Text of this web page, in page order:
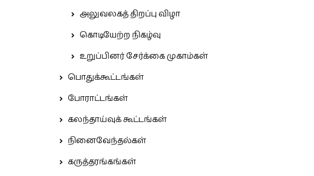
அலுவலகத் திறப்பு விழா
கொடியேற்ற நிகழ்வு
உறுப்பினர் சேர்க்கை முகாம்கள்
பொதுக்கூட்டங்கள்
போராட்டங்கள்
கலந்தாய்வுக் கூட்டங்கள்
நினைவேந்தல்கள்
கருத்தரங்கங்கள்